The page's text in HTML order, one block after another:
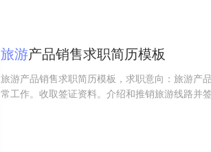
旅游产品销售求职简历模板
旅游产品销售求职简历模板，求职意向：旅游产
常工作。收取签证资料。介绍和推销旅游线路并